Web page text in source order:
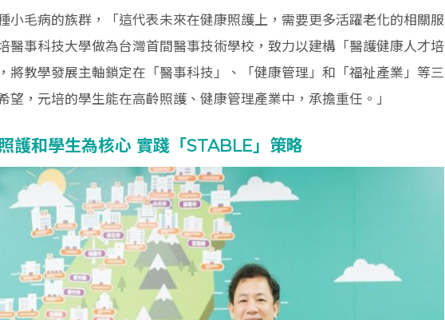
小毛病的族群，「這代表未來在健康照護上，需要更多活躍老化的相關服
醫事科技大學做為台灣首間醫事技術學校，致力以建構「醫護健康人才培
將教學發展主軸鎖定在「醫事科技」、「健康管理」和「福祉產業」等三
望，元培的學生能在高齡照護、健康管理產業中，承擔重任。」
護和學生為核心 實踐「STABLE」策略